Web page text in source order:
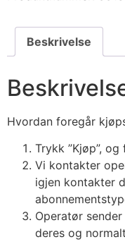
Beskrivelse
Hvordan foregår
Trykk ”Kjøp”,
Vi kontakter
igjen kontakter
Operatør
deres og